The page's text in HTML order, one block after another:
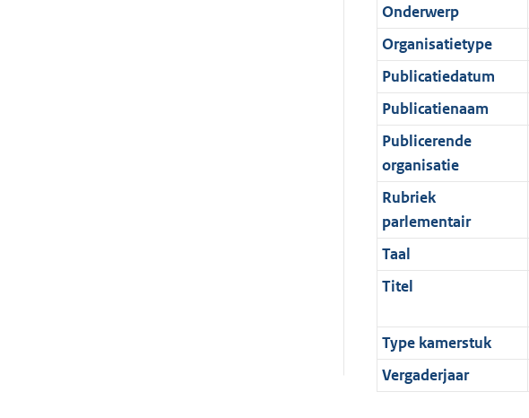
Onderwerp
Organisatietype
Publicatiedatum
Publicatienaam
Publicerende
organisatie
Rubriek
parlementair
Taal
Titel
Type kamerstuk
Vergaderjaar